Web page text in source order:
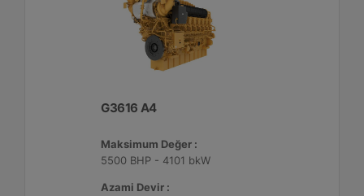
G3616 A4
Maksimum Değer :
5500 BHP - 4101 bkW
Azami Devir :